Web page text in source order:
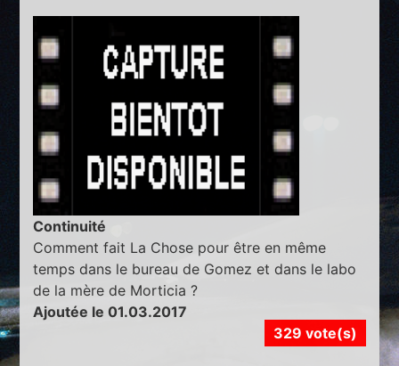
Continuité
Comment fait La Chose pour être en même
temps dans le bureau de Gomez et dans le labo
de la mère de Morticia ?
Ajoutée le 01.03.2017
329 vote(s)